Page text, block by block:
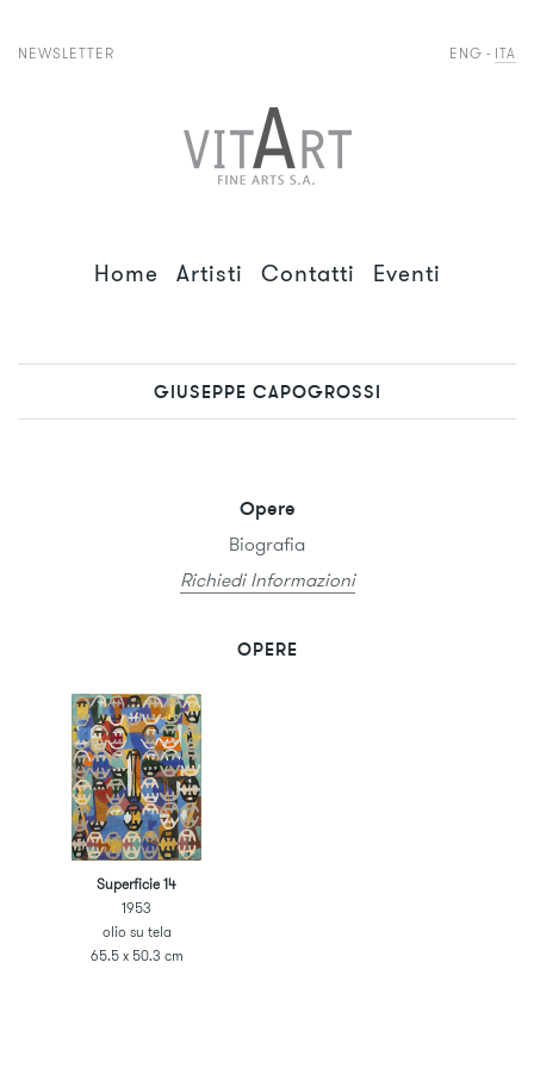
NEWSLETTER ITA
ENG
Home Artisti Contatti Eventi
GIUSEPPE CAPOGROSSI
Opere
Biografia
Richiedi Informazioni
OPERE
Superficie 14
1953
olio su tela
65.5 x 50.3 cm